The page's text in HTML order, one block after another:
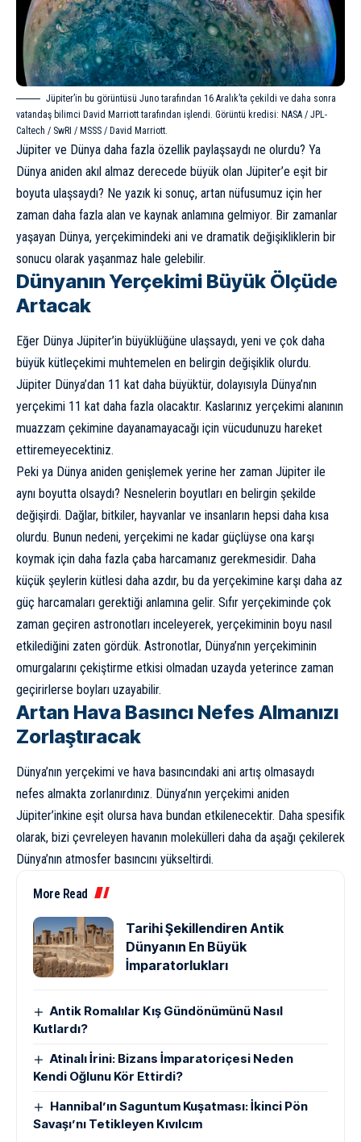
Jüpiter’in bu görüntüsü Juno tarafından 16 Aralık’ta çekildi ve daha sonra
vatandaş bilimci David Marriott tarafından işlendi. Görüntü kredisi: NASA / JPL-
Caltech / SwRI / MSSS / David Marriott.
Jüpiter ve Dünya daha fazla özellik paylaşsaydı ne olurdu? Ya
Dünya aniden akıl almaz derecede büyük olan Jüpiter’e eşit bir
boyuta ulaşsaydı? Ne yazık ki sonuç, artan nüfusumuz için her
zaman daha fazla alan ve kaynak anlamına gelmiyor. Bir zamanlar
yaşayan Dünya, yerçekimindeki ani ve dramatik değişikliklerin bir
sonucu olarak yaşanmaz hale gelebilir.
Dünyanın Yerçekimi Büyük Ölçüde
Artacak
Eğer Dünya Jüpiter’in büyüklüğüne ulaşsaydı, yeni ve çok daha
büyük kütleçekimi muhtemelen en belirgin değişiklik olurdu.
Jüpiter Dünya’dan 11 kat daha büyüktür, dolayısıyla Dünya’nın
yerçekimi 11 kat daha fazla olacaktır. Kaslarınız yerçekimi alanının
muazzam çekimine dayanamayacağı için vücudunuzu hareket
ettiremeyecektiniz.
Peki ya Dünya aniden genişlemek yerine her zaman Jüpiter ile
aynı boyutta olsaydı? Nesnelerin boyutları en belirgin şekilde
değişirdi. Dağlar, bitkiler, hayvanlar ve insanların hepsi daha kısa
olurdu. Bunun nedeni, yerçekimi ne kadar güçlüyse ona karşı
koymak için daha fazla çaba harcamanız gerekmesidir. Daha
küçük şeylerin kütlesi daha azdır, bu da yerçekimine karşı daha az
güç harcamaları gerektiği anlamına gelir. Sıfır yerçekiminde çok
zaman geçiren astronotları inceleyerek, yerçekiminin boyu nasıl
etkilediğini zaten gördük. Astronotlar, Dünya’nın yerçekiminin
omurgalarını çekiştirme etkisi olmadan uzayda yeterince zaman
geçirirlerse boyları uzayabilir.
Artan Hava Basıncı Nefes Almanızı
Zorlaştıracak
Dünya’nın yerçekimi ve hava basıncındaki ani artış olmasaydı
nefes almakta zorlanırdınız. Dünya’nın yerçekimi aniden
Jüpiter’inkine eşit olursa hava bundan etkilenecektir. Daha spesifik
olarak, bizi çevreleyen havanın molekülleri daha da aşağı çekilerek
Dünya’nın atmosfer basıncını yükseltirdi.
More Read
Tarihi Şekillendiren Antik
Dünyanın En Büyük
İmparatorlukları
Antik Romalılar Kış Gündönümünü Nasıl
Kutlardı?
Atinalı İrini: Bizans İmparatoriçesi Neden
Kendi Oğlunu Kör Ettirdi?
Hannibal’ın Saguntum Kuşatması: İkinci Pön
Savaşı’nı Tetikleyen Kıvılcım